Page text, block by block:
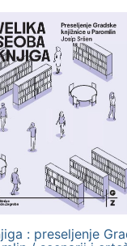
Zagreba - E-
: preseljenje